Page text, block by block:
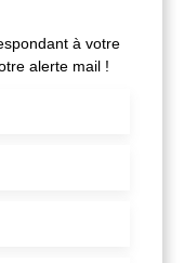
à votre
alerte mail !